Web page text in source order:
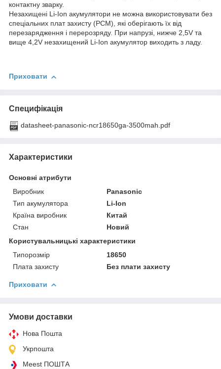
контактну зварку.
Незахищені Li-Ion акумулятори не можна використовувати без
спеціальних плат захисту (PCM), які оберігають їх від
перезарядження і перерозряду. При напрузі, нижче 2,5V та
вище 4,2V незахищений Li-Ion акумулятор виходить з ладу.
Приховати
Специфікація
datasheet-panasonic-ncr18650ga-3500mah.pdf
Характеристики
Основні атрибути
Виробник
Panasonic
Тип акумулятора
Li-Ion
Країна виробник
Китай
Стан
Новий
Користувальницькі характеристики
Типорозмір
18650
Плата захисту
Без плати захисту
Приховати
Умови доставки
Нова Пошта
Укрпошта
Meest ПОШТА